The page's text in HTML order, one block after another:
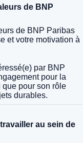
de BNP
de BNP Paribas
et votre motivation à
par BNP
pour la
que pour son rôle
durables.
au sein de